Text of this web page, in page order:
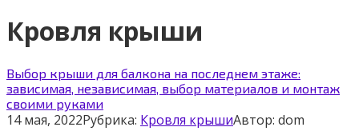
Кровля крыши
Выбор крыши для балкона на последнем этаже:
зависимая, независимая, выбор материалов и монтаж
своими руками
14 мая, 2022Рубрика: Кровля крышиАвтор: dom